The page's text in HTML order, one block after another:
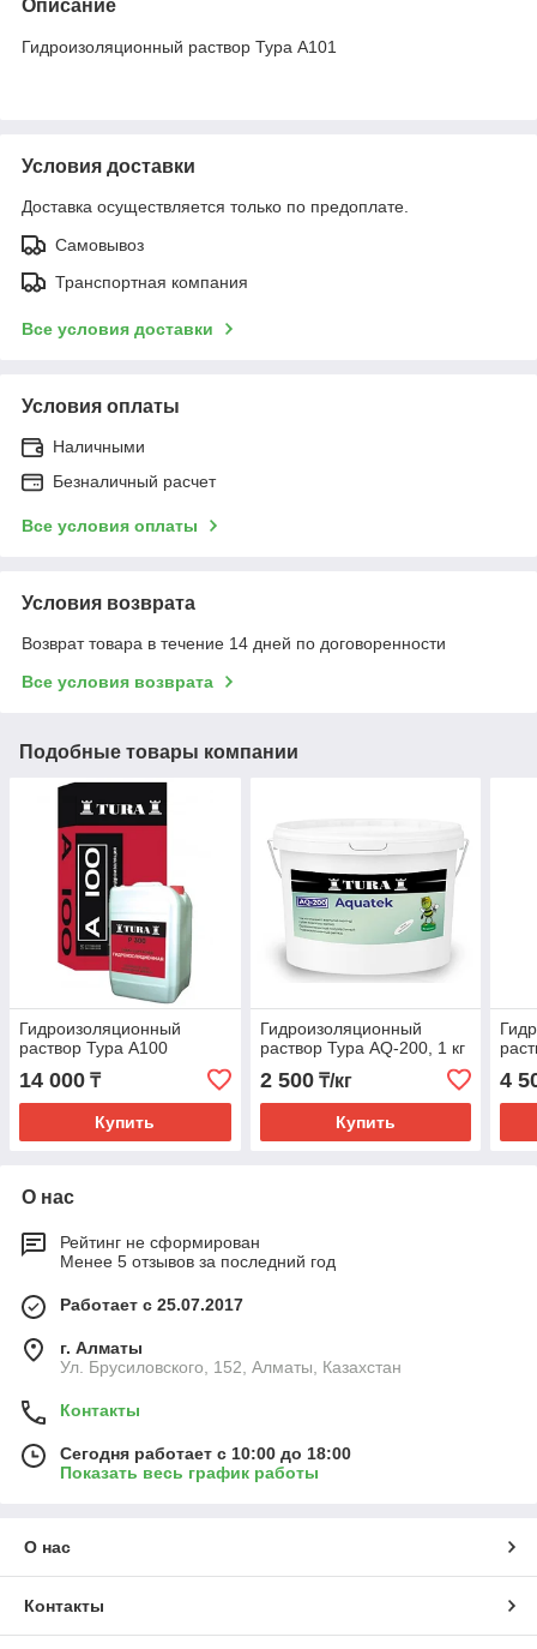
Описание
Гидроизоляционный раствор Тура A101
Условия доставки
Доставка осуществляется только по предоплате.
Самовывоз
Транспортная компания
Все условия доставки
Условия оплаты
Наличными
Безналичный расчет
Все условия оплаты
Условия возврата
Возврат товара в течение 14 дней по договоренности
Все условия возврата
Подобные товары компании
Гидроизоляционный
раствор Тура A100
14 000 ₸
Купить
Гидроизоляционный
раствор Тура AQ-200, 1 кг
2 500₸/кг
Купить
4
О нас
Рейтинг не сформирован
Менее 5 отзывов за последний год
Работает с 25.07.2017
г. Алматы
Ул. Брусиловского, 152, Алматы, Казахстан
Контакты
Сегодня работает с 10:00 до 18:00
Показать весь график работы
О нас
Контакты